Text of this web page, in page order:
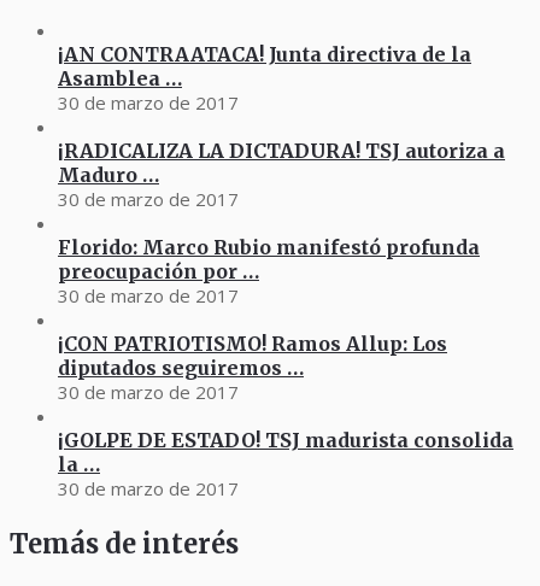
¡AN CONTRAATACA! Junta directiva de la
Asamblea …
30 de marzo de 2017
¡RADICALIZA LA DICTADURA! TSJ autoriza a
Maduro …
30 de marzo de 2017
Florido: Marco Rubio manifestó profunda
preocupación por …
30 de marzo de 2017
¡CON PATRIOTISMO! Ramos Allup: Los
diputados seguiremos …
30 de marzo de 2017
¡GOLPE DE ESTADO! TSJ madurista consolida
la …
30 de marzo de 2017
Temás de interés